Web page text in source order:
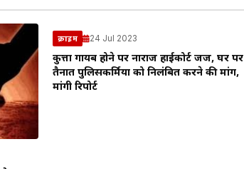
क्राइम 24 Jul 2023
कुत्ता गायब होने पर नाराज हाईकोर्ट जज, घर पर
तैनात पुलिसकर्मियों को निलंबित करने की मांग,
मांगी रिपोर्ट